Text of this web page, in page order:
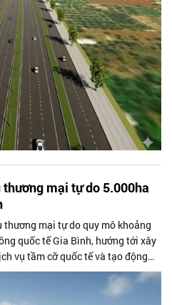
mại tự do 5.000ha
mại tự do quy mô khoảng
quốc tế Gia Bình, hướng tới xây
vụ tầm cỡ quốc tế và tạo động
tế phía Bắc.